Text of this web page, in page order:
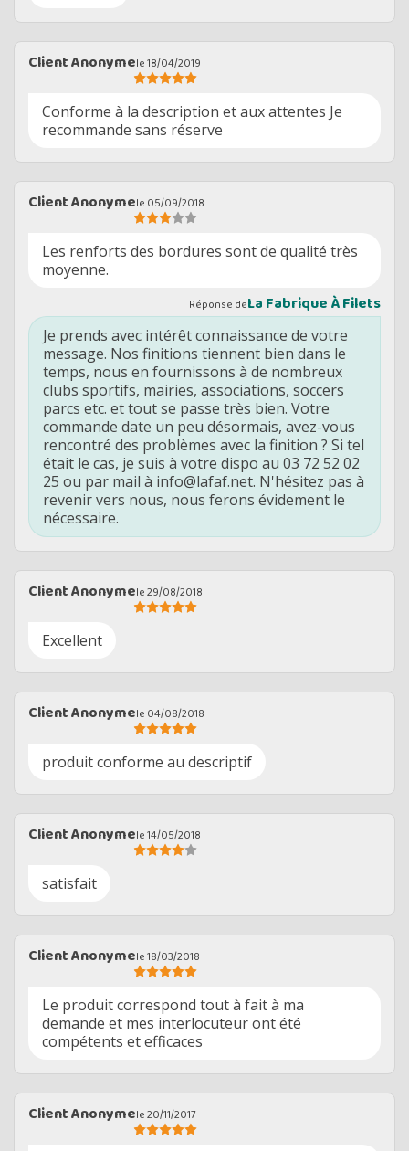
Client Anonymele 18/04/2019
Conforme à la description et aux attentes Je
recommande sans réserve
Client Anonymele 05/09/2018
Les renforts des bordures sont de qualité très
moyenne.
Réponse deLa Fabrique À Filets
Je prends avec intérêt connaissance de votre
message. Nos finitions tiennent bien dans le
temps, nous en fournissons à de nombreux
clubs sportifs, mairies, associations, soccers
parcs etc. et tout se passe très bien. Votre
commande date un peu désormais, avez-vous
rencontré des problèmes avec la finition ? Si tel
était le cas, je suis à votre dispo au 03 72 52 02
25 ou par mail à info@lafaf.net. N'hésitez pas à
revenir vers nous, nous ferons évidement le
nécessaire.
Client Anonymele 29/08/2018
Excellent
Client Anonymele 04/08/2018
produit conforme au descriptif
Client Anonymele 14/05/2018
satisfait
Client Anonymele 18/03/2018
Le produit correspond tout à fait à ma
demande et mes interlocuteur ont été
compétents et efficaces
Client Anonymele 20/11/2017